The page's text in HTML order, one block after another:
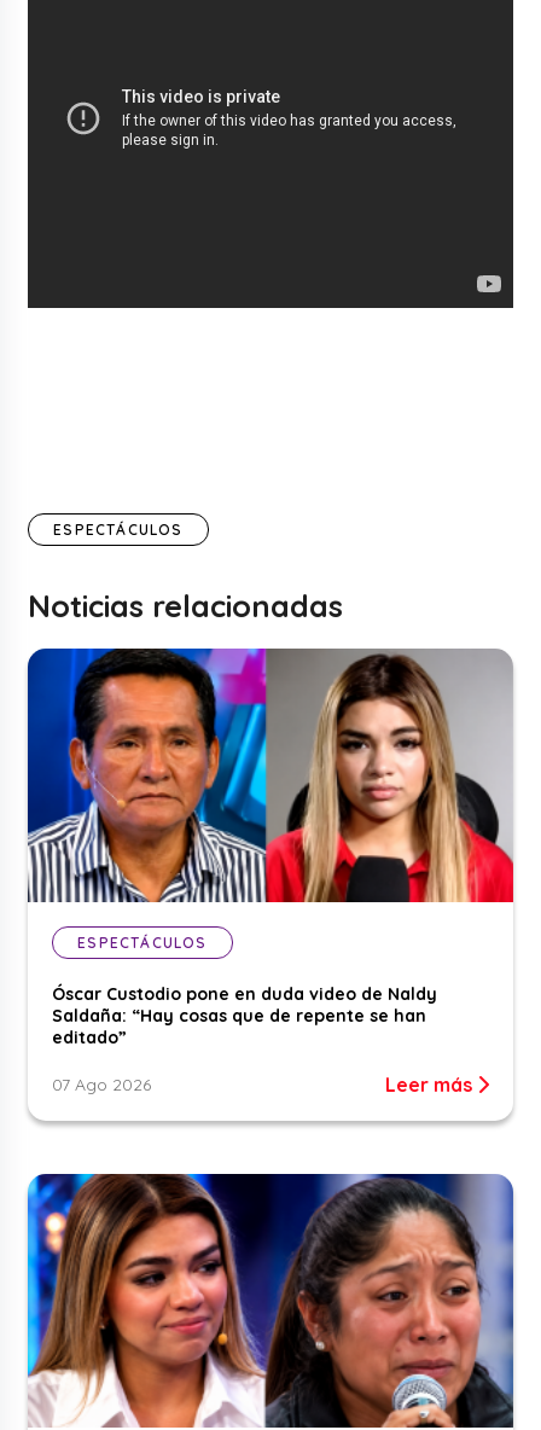
ESPECTÁCULOS
Noticias relacionadas
ESPECTÁCULOS
Óscar Custodio pone en duda video de Naldy
Saldaña: “Hay cosas que de repente se han
editado”
07 Ago 2026 Leer más